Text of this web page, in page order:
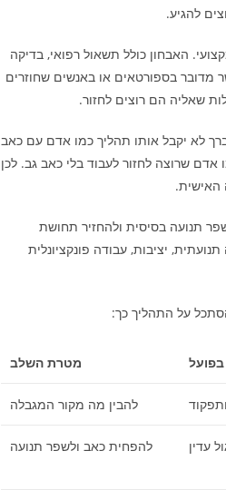
להגיע.
האבחון כולל תשאול רפואי, בדיקה
מדובר בספורטאים או באנשים שחוזרים
שאליה הם רוצים לחזור.
לא יקבל אותו תהליך כמו אדם עם כאב
שרוצה לחזור לעבוד בלי כאב גב. לכן
האישית.
תנועה בסיסית ולהחזיר תחושת
יציבות, עבודה פונקציונלית
על התהליך כך:
מטרת השלב
להבין מה מקור המגבלה
עדין להפחית כאב ולשפר תנועה